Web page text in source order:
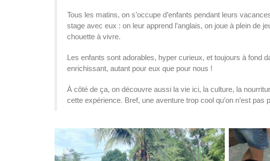
Tous les matins, on s’occupe d’enfants pendant leurs
stage avec eux : on leur apprend l’anglais, on joue à plein de
chouette à vivre.
Les enfants sont adorables, hyper curieux, et toujours à fond
enrichissant, autant pour eux que pour nous !
À côté de ça, on découvre aussi la vie ici, la culture, la
cette expérience. Bref, une aventure trop cool qu’on n’est pas